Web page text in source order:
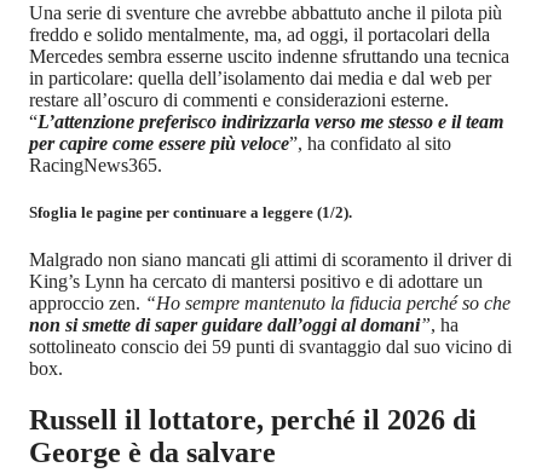
Una serie di sventure che avrebbe abbattuto anche il pilota più
freddo e solido mentalmente, ma, ad oggi, il portacolari della
Mercedes sembra esserne uscito indenne sfruttando una tecnica
in particolare: quella dell’isolamento dai media e dal web per
restare all’oscuro di commenti e considerazioni esterne.
“L’attenzione preferisco indirizzarla verso me stesso e il team
per capire come essere più veloce”, ha confidato al sito
RacingNews365.
Sfoglia le pagine per continuare a leggere (1/2).
Malgrado non siano mancati gli attimi di scoramento il driver di
King’s Lynn ha cercato di mantersi positivo e di adottare un
approccio zen. “Ho sempre mantenuto la fiducia perché so che
non si smette di saper guidare dall’oggi al domani”, ha
sottolineato conscio dei 59 punti di svantaggio dal suo vicino di
box.
Russell il lottatore, perché il 2026 di
George è da salvare